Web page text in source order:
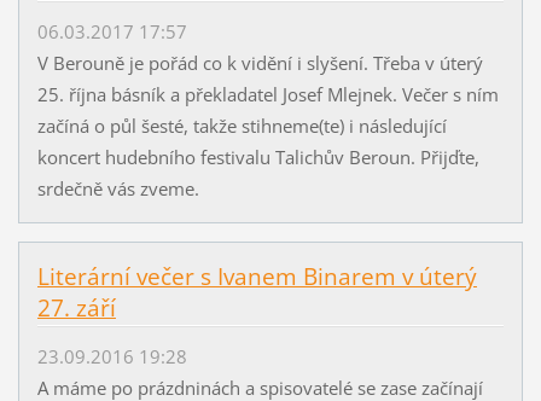
06.03.2017 17:57
V Berouně je pořád co k vidění i slyšení. Třeba v úterý
25. října básník a překladatel Josef Mlejnek. Večer s ním
začíná o půl šesté, takže stihneme(te) i následující
koncert hudebního festivalu Talichův Beroun. Přijďte,
srdečně vás zveme.
Literární večer s Ivanem Binarem v úterý
27. září
23.09.2016 19:28
A máme po prázdninách a spisovatelé se zase začínají